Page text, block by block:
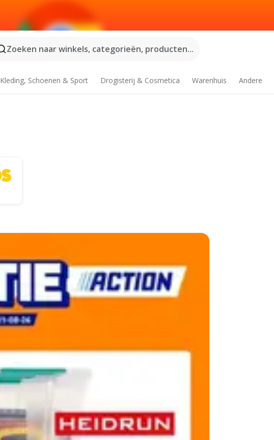
Zoeken naar winkels, categorieën, producten...
Kleding, Schoenen & Sport Drogisterij & Cosmetica Warenhuis Andere